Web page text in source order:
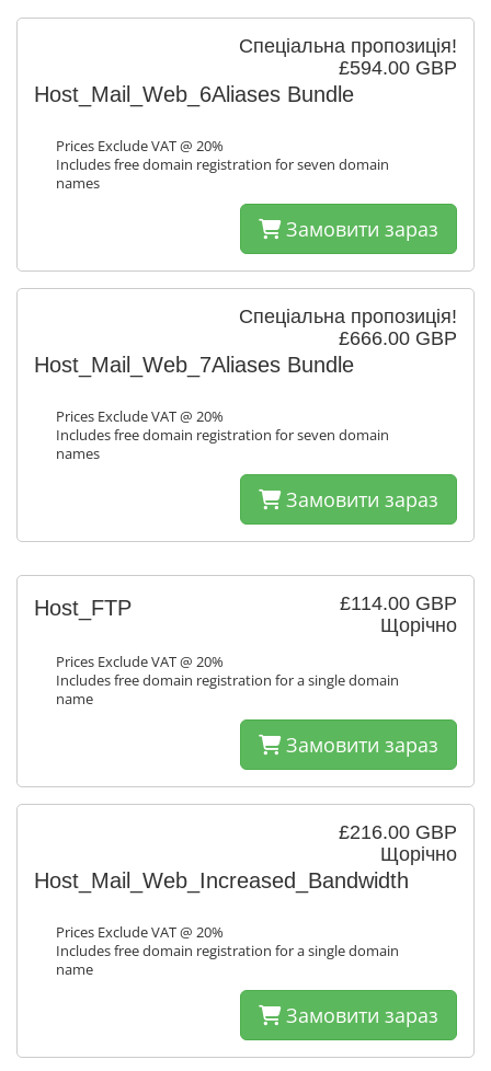
Спеціальна пропозиція!
£594.00 GBP
Host_Mail_Web_6Aliases Bundle
Prices Exclude VAT @ 20%
Includes free domain registration for seven domain
names
Замовити зараз
Спеціальна пропозиція!
£666.00 GBP
Host_Mail_Web_7Aliases Bundle
Prices Exclude VAT @ 20%
Includes free domain registration for seven domain
names
Замовити зараз
£114.00 GBP
Щорічно
Host_FTP
Prices Exclude VAT @ 20%
Includes free domain registration for a single domain
name
Замовити зараз
£216.00 GBP
Щорічно
Host_Mail_Web_Increased_Bandwidth
Prices Exclude VAT @ 20%
Includes free domain registration for a single domain
name
Замовити зараз